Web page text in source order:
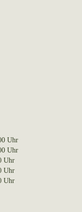
Uhr
Uhr
Uhr
Uhr
Uhr